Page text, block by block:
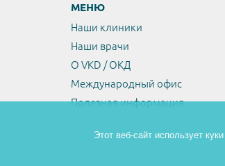
МЕНЮ
Наши клиники
Наши врачи
О VKD / ОКД
Международный офис
Полезная информация
Этот веб-сайт использует